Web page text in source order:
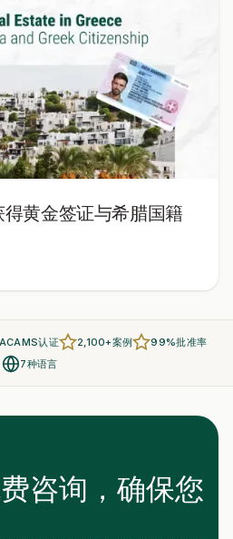
黄金签证与希腊国籍
认证 2,100+案例
99%批准率
7种语言
咨询，确保您